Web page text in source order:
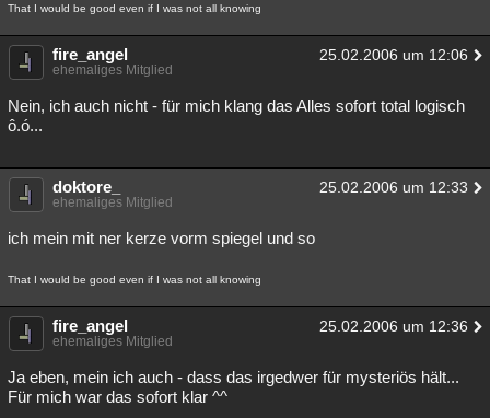
That I would be good even if I was not all knowing
fire_angel 25.02.2006 um 12:06
ehemaliges Mitglied
Nein, ich auch nicht - für mich klang das Alles sofort total logisch
ô.ó...
doktore_ 25.02.2006 um 12:33
ehemaliges Mitglied
ich mein mit ner kerze vorm spiegel und so
That I would be good even if I was not all knowing
fire_angel 25.02.2006 um 12:36
ehemaliges Mitglied
Ja eben, mein ich auch - dass das irgedwer für mysteriös hält...
Für mich war das sofort klar ^^